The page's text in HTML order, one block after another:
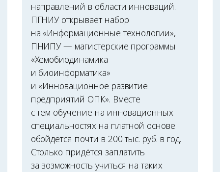
направлений в области инноваций.
ПГНИУ открывает набор
на «Информационные технологии»,
ПНИПУ — магистерские программы
«Хемобиодинамика
и биоинформатика»
и «Инновационное развитие
предприятий ОПК». Вместе
с тем обучение на инновационных
специальностях на платной основе
обойдётся почти в 200 тыс. руб. в год.
Столько придётся заплатить
за возможность учиться на таких